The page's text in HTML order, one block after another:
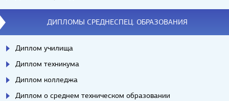
ДИПЛОМЫ СРЕДНЕСПЕЦ. ОБРАЗОВАНИЯ
Диплом училища
Диплом техникума
Диплом колледжа
Диплом о среднем техническом образовании